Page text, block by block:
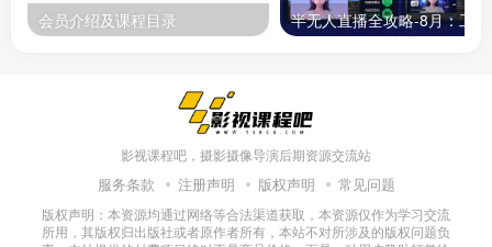
会员介绍及课程目录
影视课程吧，摄影摄像导演后期资源交流站
服务条款 注册声明 版权声明 常见问题
版权声明：本资源均通过网络等合法渠道获取，本资源仅作为学习交流
所用，其版权归出版社或者原作者所有，本站不对所涉及的版权问题负